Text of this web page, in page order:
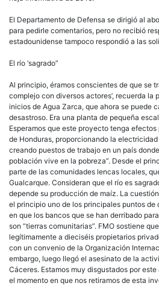
El Departamento de Defensa se dirigió al
para pedirle comentarios, pero no recibió
estadounidense tampoco respondió a las
El río ‘sagrado”
Al principio, éramos conscientes de que se
complejo con diversos actores’, recuerda la
inicios de Agua Zarca, que ahora se puede
desastroso. Era una planta de pequeña
Esperamos que este proyecto tenga
de Honduras, proporcionando la
creando puestos de trabajo en un país
población vive en la pobreza”. Desde el
parte de las comunidades lencas locales,
Gualcarque. Consideran que el río es
depende su producción de maíz. La
el principio uno de los principales puntos de
en que los bancos que se han derribado
son “tierras comunitarias”. FMO sostiene
legítimamente a dieciséis propietarios
con un convenio de la Organización
embargo, luego llegó el asesinato de la
Cáceres. Estamos muy disgustados por este
el momento en que nos retiramos de esta